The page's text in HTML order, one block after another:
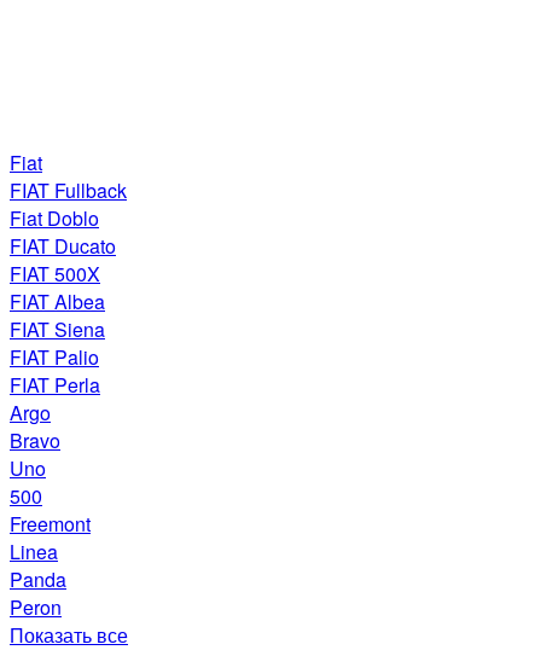
Fiat
FIAT Fullback
Fiat Doblo
FIAT Ducato
FIAT 500X
FIAT Albea
FIAT Siena
FIAT Palio
FIAT Perla
Argo
Bravo
Uno
500
Freemont
Linea
Panda
Peron
Показать все